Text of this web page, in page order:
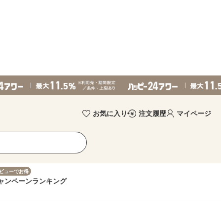
お気に入り 注文履歴 マイページ
ューでお得
ンペーンランキング